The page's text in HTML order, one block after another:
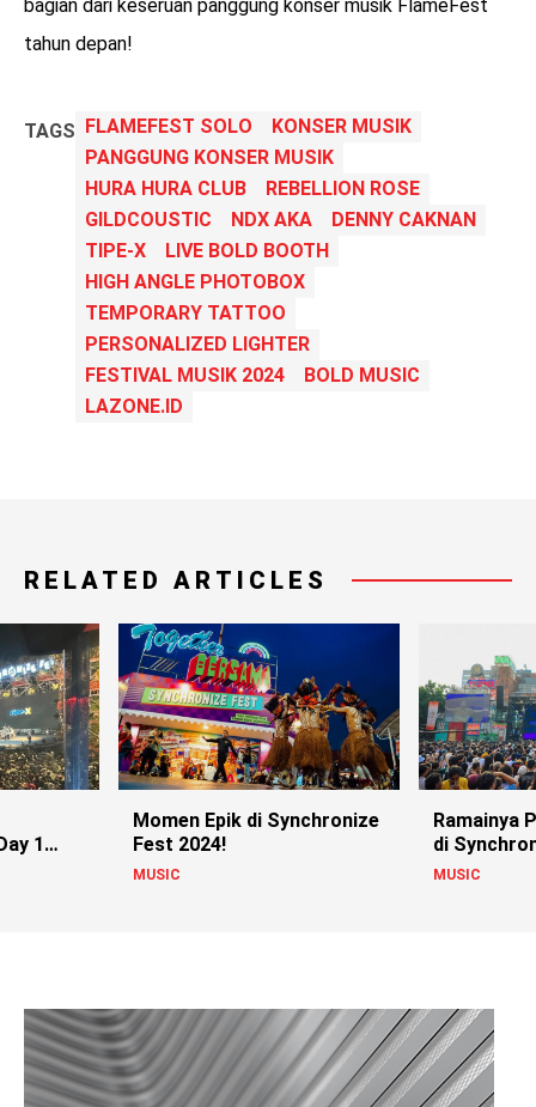
bagian dari keseruan panggung konser musik FlameFest
tahun depan!
TAGS FLAMEFEST SOLO
KONSER MUSIK
PANGGUNG KONSER MUSIK
HURA HURA CLUB
REBELLION ROSE
GILDCOUSTIC
NDX AKA
DENNY CAKNAN
TIPE-X
LIVE BOLD BOOTH
HIGH ANGLE PHOTOBOX
TEMPORARY TATTOO
PERSONALIZED LIGHTER
FESTIVAL MUSIK 2024
BOLD MUSIC
LAZONE.ID
RELATED ARTICLES
1
Momen Epik di Synchronize
Fest 2024!
MUSIC
Ramainya
di
Ketiga
MUSIC